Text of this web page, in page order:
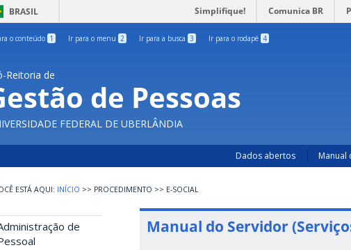
BRASIL Simplifique! Comunica BR
o conteúdo 1 Ir para o menu 2 Ir para a busca 3 Ir para o rodapé 4
Reitoria de
de Pessoas
FEDERAL DE UBERLÂNDIA
Dados abertos Manual
INÍCIO >> PROCEDIMENTO >> E-SOCIAL
de
Manual do Servidor